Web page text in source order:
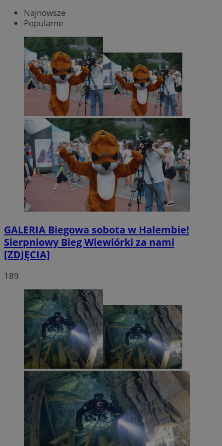
Najnowsze
Popularne
GALERIA Biegowa sobota w Halembie!
Sierpniowy Bieg Wiewiórki za nami
[ZDJĘCIA]
189